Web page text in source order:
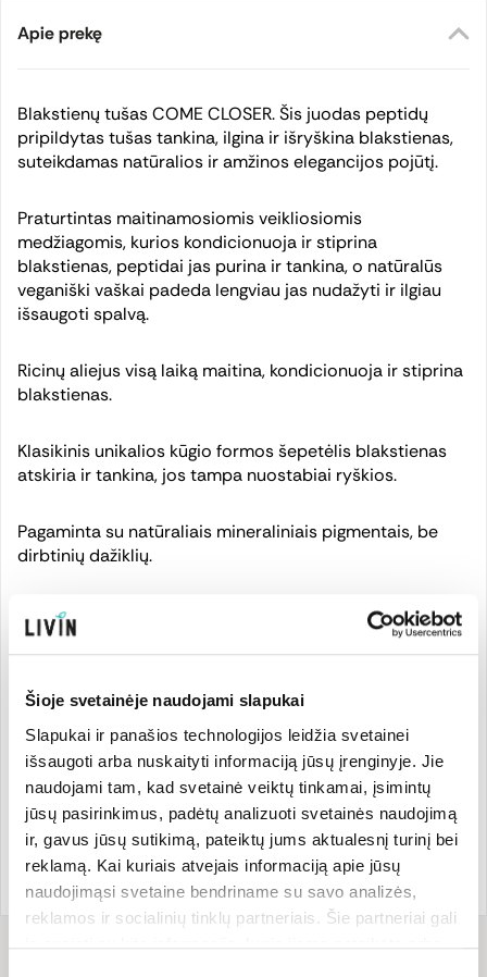
Šioje svetainėje naudojami slapukai
Slapukai ir panašios technologijos leidžia svetainei
išsaugoti arba nuskaityti informaciją jūsų įrenginyje. Jie
naudojami tam, kad svetainė veiktų tinkamai, įsimintų
jūsų pasirinkimus, padėtų analizuoti svetainės naudojimą
ir, gavus jūsų sutikimą, pateiktų jums aktualesnį turinį bei
reklamą. Kai kuriais atvejais informaciją apie jūsų
naudojimąsi svetaine bendriname su savo analizės,
reklamos ir socialinių tinklų partneriais. Šie partneriai gali
Apie prekę
Blakstienų tušas COME CLOSER. Šis juodas peptidų
pripildytas tušas tankina, ilgina ir išryškina blakstienas,
suteikdamas natūralios ir amžinos elegancijos pojūtį.
Praturtintas maitinamosiomis veikliosiomis
medžiagomis, kurios kondicionuoja ir stiprina
blakstienas, peptidai jas purina ir tankina, o natūralūs
veganiški vaškai padeda lengviau jas nudažyti ir ilgiau
išsaugoti spalvą.
Ricinų aliejus visą laiką maitina, kondicionuoja ir stiprina
blakstienas.
Klasikinis unikalios kūgio formos šepetėlis blakstienas
atskiria ir tankina, jos tampa nuostabiai ryškios.
Pagaminta su natūraliais mineraliniais pigmentais, be
dirbtinių dažiklių.
Sertifikuota ECOCERT ir COSMOS NATURAL, kaip
natūrali kosmetika.
Tinka veganams.
Gamintojas
Prekės kodas:MADAD1008
475222301008